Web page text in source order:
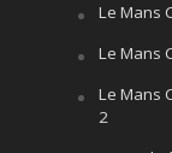
Le Mans
Le Mans
Le Mans
2